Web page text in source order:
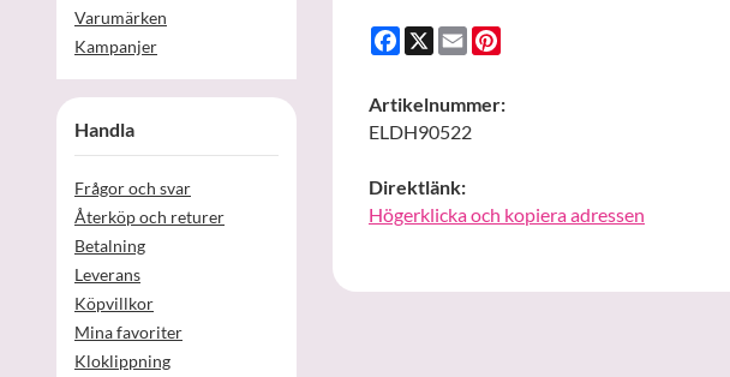
Varumärken
Kampanjer
Handla
Frågor och svar
Återköp och returer
Betalning
Leverans
Köpvillkor
Mina favoriter
Kloklippning
Facebook
X Email
Artikelnummer:
ELDH90522
Direktlänk:
Högerklicka och kopiera adressen